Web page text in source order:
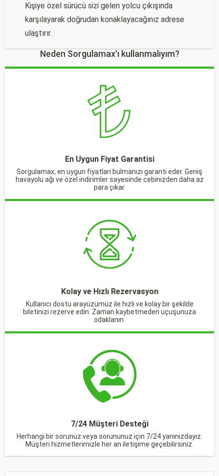
Kişiye özel sürücü sizi gelen yolcu çıkışında
karşılayarak doğrudan konaklayacağınız adrese
ulaştırır.
Neden Sorgulamax'ı kullanmalıyım?
En Uygun Fiyat Garantisi
Sorgulamax, en uygun fiyatları bulmanızı garanti eder. Geniş
havayolu ağı ve özel indirimler sayesinde cebinizden daha az
para çıkar.
Kolay ve Hızlı Rezervasyon
Kullanıcı dostu arayüzümüz ile hızlı ve kolay bir şekilde
biletinizi rezerve edin. Zaman kaybetmeden uçuşunuza
odaklanın.
7/24 Müşteri Desteği
Herhangi bir sorunuz veya sorununuz için 7/24 yanınızdayız.
Müşteri hizmetlerimizle her an iletişime geçebilirsiniz.